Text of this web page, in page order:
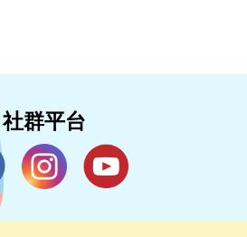
社群平台